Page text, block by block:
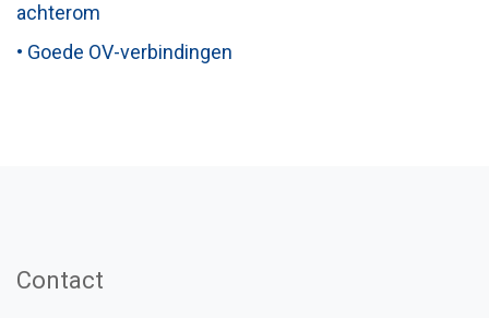
achterom
• Goede OV-verbindingen
Contact